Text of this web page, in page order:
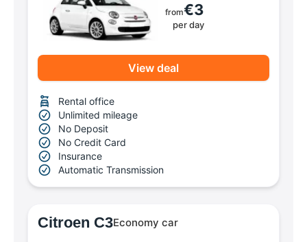
from€3
per day
View deal
Rental office
Unlimited mileage
No Deposit
No Credit Card
Insurance
Automatic Transmission
Citroen C3Economy car